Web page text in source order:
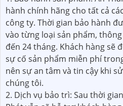
hành chính hãng cho tất cả
công ty. Thời gian bảo hành
vào từng loại sản phẩm,
đến 24 tháng. Khách hàng sẽ
sự cố sản phẩm miễn phí
nên sự an tâm và tin cậy khi
chúng tôi.
2. Dịch vụ bảo trì: Sau thời